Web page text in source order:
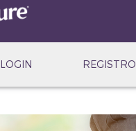
REGISTRO
LOGIN